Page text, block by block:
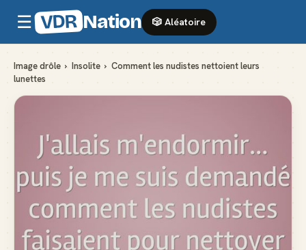
☰ VDR Nation 🎲 Aléatoire
Image drôle › Insolite › Comment les nudistes nettoient leurs
lunettes